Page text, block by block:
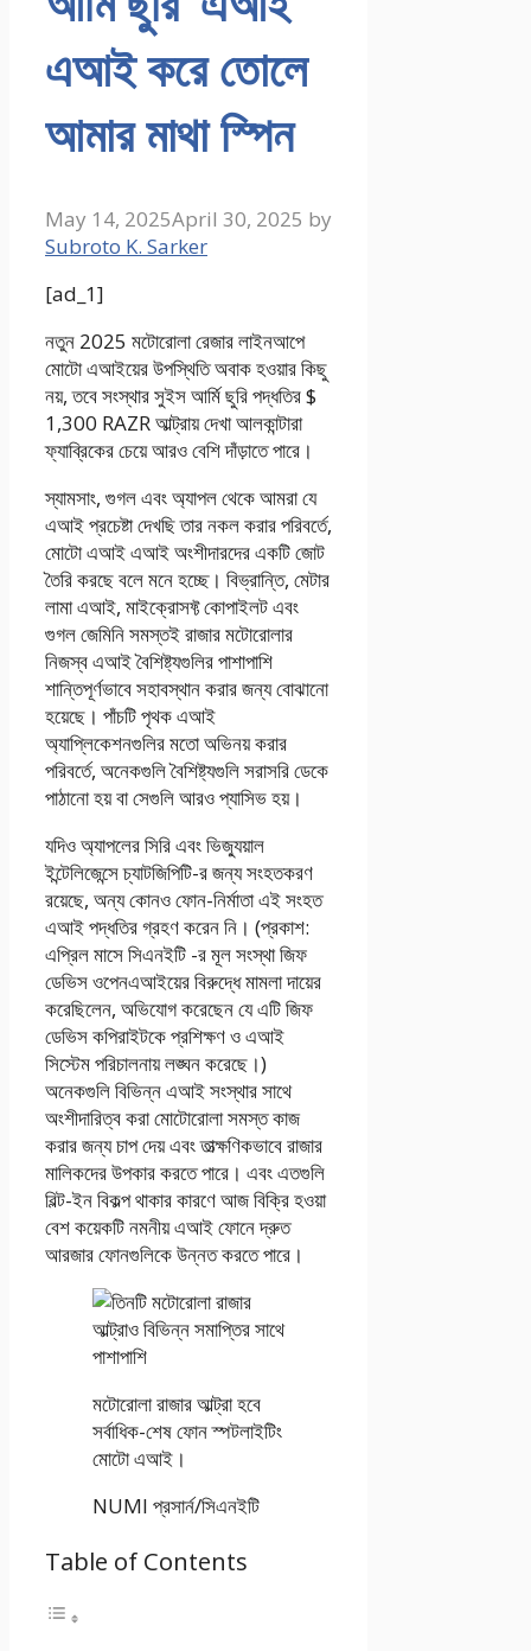
এআই করে তোলে
আমার মাথা স্পিন
May 14, 2025April 30, 2025 by
Subroto K. Sarker
[ad_1]
নতুন 2025 মটোরোলা রেজার লাইনআপে
মোটো এআইয়ের উপস্থিতি অবাক হওয়ার কিছু
নয়, তবে সংস্থার সুইস আর্মি ছুরি পদ্ধতির $
1,300 RAZR আল্ট্রায় দেখা আলকান্টারা
ফ্যাব্রিকের চেয়ে আরও বেশি দাঁড়াতে পারে।
স্যামসাং, গুগল এবং অ্যাপল থেকে আমরা যে
এআই প্রচেষ্টা দেখছি তার নকল করার পরিবর্তে,
মোটো এআই এআই অংশীদারদের একটি জোট
তৈরি করছে বলে মনে হচ্ছে। বিভ্রান্তি, মেটার
লামা এআই, মাইক্রোসফ্ট কোপাইলট এবং
গুগল জেমিনি সমস্তই রাজার মটোরোলার
নিজস্ব এআই বৈশিষ্ট্যগুলির পাশাপাশি
শান্তিপূর্ণভাবে সহাবস্থান করার জন্য বোঝানো
হয়েছে। পাঁচটি পৃথক এআই
অ্যাপ্লিকেশনগুলির মতো অভিনয় করার
পরিবর্তে, অনেকগুলি বৈশিষ্ট্যগুলি সরাসরি ডেকে
পাঠানো হয় বা সেগুলি আরও প্যাসিভ হয়।
যদিও অ্যাপলের সিরি এবং ভিজ্যুয়াল
ইন্টেলিজেন্সে চ্যাটজিপিটি-র জন্য সংহতকরণ
রয়েছে, অন্য কোনও ফোন-নির্মাতা এই সংহত
এআই পদ্ধতির গ্রহণ করেন নি। (প্রকাশ:
এপ্রিল মাসে সিএনইটি -র মূল সংস্থা জিফ
ডেভিস ওপেনএআইয়ের বিরুদ্ধে মামলা দায়ের
করেছিলেন, অভিযোগ করেছেন যে এটি জিফ
ডেভিস কপিরাইটকে প্রশিক্ষণ ও এআই
সিস্টেম পরিচালনায় লঙ্ঘন করেছে।)
অনেকগুলি বিভিন্ন এআই সংস্থার সাথে
অংশীদারিত্ব করা মোটোরোলা সমস্ত কাজ
করার জন্য চাপ দেয় এবং তাত্ক্ষণিকভাবে রাজার
মালিকদের উপকার করতে পারে। এবং এতগুলি
বিল্ট-ইন বিকল্প থাকার কারণে আজ বিক্রি হওয়া
বেশ কয়েকটি নমনীয় এআই ফোনে দ্রুত
আরজার ফোনগুলিকে উন্নত করতে পারে।
মটোরোলা রাজার আল্ট্রা হবে
সর্বাধিক-শেষ ফোন স্পটলাইটিং
মোটো এআই।
NUMI প্রসার্ন/সিএনইটি
Table of Contents